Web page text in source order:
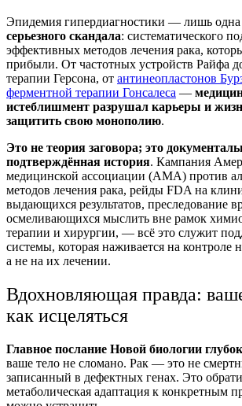
Эпидемия гипердиагностики — лишь одна
серьезного скандала: систематического
эффективных методов лечения рака,
прибыли. От частотных устройств Райфа
терапии Герсона, от антинеопластонов
ферментной терапии Гонсалеса —
истеблишмент разрушал карьеры и
защитить свою монополию.
Это не теория заговора; это
подтверждённая история. Кампания
медицинской ассоциации (AMA) против
методов лечения рака, рейды FDA на
выдающихся результатов, преследование
осмеливающихся мыслить вне рамок
терапии и хирургии, — всё это служит
системы, которая наживается на контроле
а не на их лечении.
Вдохновляющая правда:
как исцеляться
Главное послание Новой биологии
ваше тело не сломано. Рак — это не
записанный в дефектных генах. Это
метаболическая адаптация к конкретным